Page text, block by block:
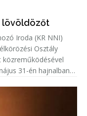
lövöldözőt
Iroda (KR NNI)
Osztály
31-én hajnalban